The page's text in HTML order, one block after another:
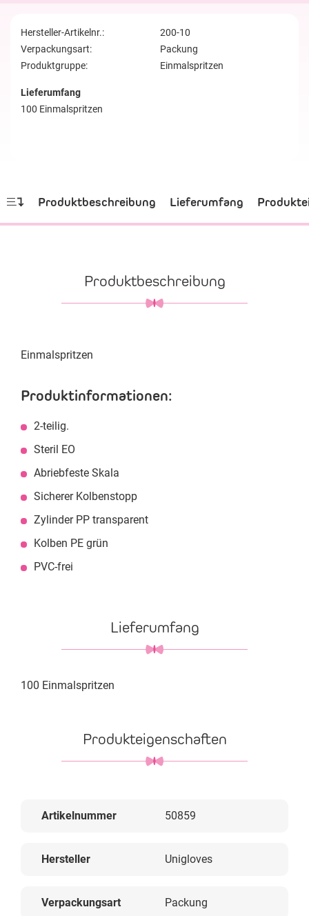
Hersteller-Artikelnr.:
200-10
Verpackungsart:
Packung
Produktgruppe:
Einmalspritzen
Lieferumfang
100 Einmalspritzen
Produktbeschreibung Lieferumfang
Produktbeschreibung
Einmalspritzen
Produktinformationen:
2-teilig.
Steril EO
Abriebfeste Skala
Sicherer Kolbenstopp
Zylinder PP transparent
Kolben PE grün
PVC-frei
Lieferumfang
100 Einmalspritzen
Produkteigenschaften
Artikelnummer 50859
Hersteller Unigloves
Verpackungsart Packung